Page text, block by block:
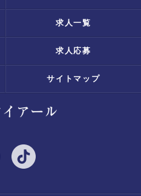
求人一覧
求人応募
サイトマップ